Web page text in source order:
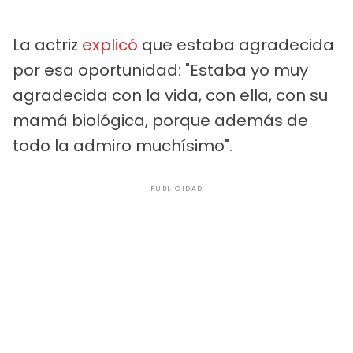
La actriz explicó que estaba agradecida
por esa oportunidad: "Estaba yo muy
agradecida con la vida, con ella, con su
mamá biológica, porque además de
todo la admiro muchísimo".
PUBLICIDAD